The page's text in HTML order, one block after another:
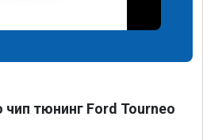
тюнинг Ford Tourneo